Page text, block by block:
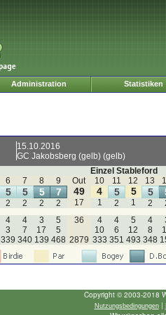
Administration Statistiken
15.10.2016
GC Jakobsberg (gelb) (gelb)
Einzel Stableford
6 7 8 9 Out 10 11 12 13
5 5 5 7 49 4 5 5 5
2 2 2 2 17 1 2 1 2
4 4 3 5 36 4 4 5 4
3 7 17 5 10 6 12 8
339 340 139 468 2879 333 351 493 348
Copyright © 2003-2018
Nutzungsbedingungen|